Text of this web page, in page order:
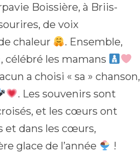
Boissière, à Briis-
de voix
chaleur
. Ensemble,
, célébré les mamans
a choisi « sa » chanson,
. Les souvenirs sont
et les cœurs ont
et dans les cœurs,
glace de l’année
!